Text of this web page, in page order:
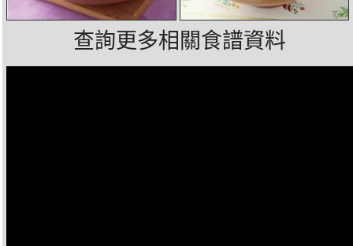
查詢更多相關食譜資料